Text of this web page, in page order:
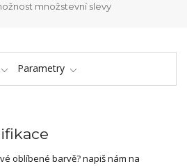
množstevní slevy
Parametry
oblíbené barvě? napiš nám na